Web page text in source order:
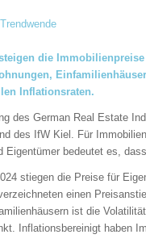
die
Inflationsraten.
des German Real Estate
des IfW Kiel. Für
Eigentümer bedeutet es,
stiegen die Preise für
einen
ist die
Inflationsbereinigt haben